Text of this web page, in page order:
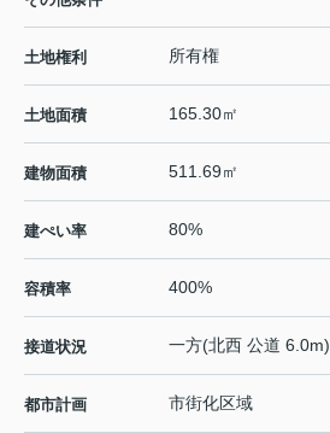
土地権利 所有権
土地面積 165.30㎡
建物面積 511.69㎡
建ぺい率 80%
容積率 400%
接道状況 一方(北西 公道 6.0m)
都市計画 市街化区域